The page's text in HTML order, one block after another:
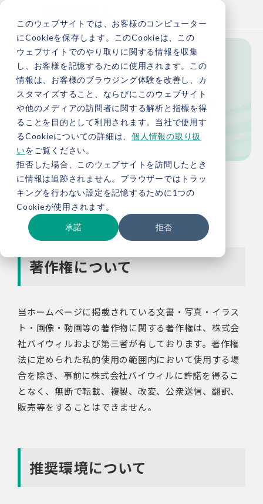
このウェブサイトでは、お客様のコンピューター
にCookieを保存します。このCookieは、この
ウェブサイトでのやり取りに関する情報を収集
し、お客様を記憶するために使用されます。この
情報は、お客様のブラウジング体験を改善し、カ
スタマイズすること、ならびにこのウェブサイト
や他のメディアの訪問者に関する解析と指標を得
ることを目的として利用されます。当社で使用す
るCookieについての詳細は、 個人情報の取り扱
いをご覧ください。
拒否した場合、このウェブサイトを訪問したとき
に情報は追跡されません。ブラウザーではトラッ
キングを行わない設定を記憶するために1つの
Cookieが使用されます。
承諾 拒否
Accessibility
本サイトについて
TOP 本サイトについて
著作権について
当ホームページに掲載されている文書・写真・イラス
ト・画像・動画等の著作物に関する著作権は、株式会
社バイウィルおよび第三者が有しております。著作権
法に定められた私的使用の範囲内において使用する場
合を除き、事前に株式会社バイウィルに許諾を得るこ
となく、無断で転載、複製、改変、公衆送信、翻訳、
販売等をすることはできません。
推奨環境について